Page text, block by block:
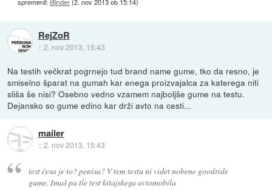
spremenil: Blinder(2. nov 2013 ob 15:14)
RejZoR
::2. nov 2013, 15:43
Na testih večkrat pogrnejo tud brand name gume, tko da resno, je
smiselno šparat na gumah kar enega proizvajalca za katerega niti
sliša še nisi? Osebno vedno vzamem najboljše gume na testu.
Dejansko so gume edino kar drži avto na cesti...
mailer
::2. nov 2013, 15:43
test česa je to? penisa? V tem testu ni videt nobene goodride
gume. Imaš pa tle test kitajskega avtomobila